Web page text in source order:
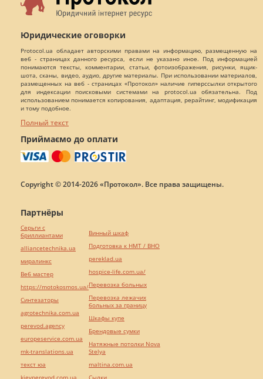
Юридические оговорки
Protocol.ua обладает авторскими правами на информацию, размещенную на
веб - страницах данного ресурса, если не указано иное. Под информацией
понимаются тексты, комментарии, статьи, фотоизображения, рисунки, ящик-
шота, сканы, видео, аудио, другие материалы. При использовании материалов,
размещенных на веб - страницах «Протокол» наличие гиперссылки открытого
для индексации поисковыми системами на protocol.ua обязательна. Под
использованием понимается копирования, адаптация, рерайтинг, модификация
и тому подобное.
Полный текст
Приймаємо до оплати
Copyright © 2014-2026 «Протокол». Все права защищены.
Партнёры
Серьги с
бриллиантами
alliancetechnika.ua
миралинкс
Веб мастер
https://motokosmos.ua/
Синтезаторы
agrotechnika.com.ua
perevod.agency
europeservice.com.ua
mk-translations.ua
текст юа
kievperevod.com.ua
Винный шкаф
Подготовка к НМТ / ВНО
pereklad.ua
hospice-life.com.ua/
Перевозка больных
Перевозка лежачих
больных за границу
Шкафы купе
Брендовые сумки
Натяжные потолки Nova
Stelya
maltina.com.ua
Cылки